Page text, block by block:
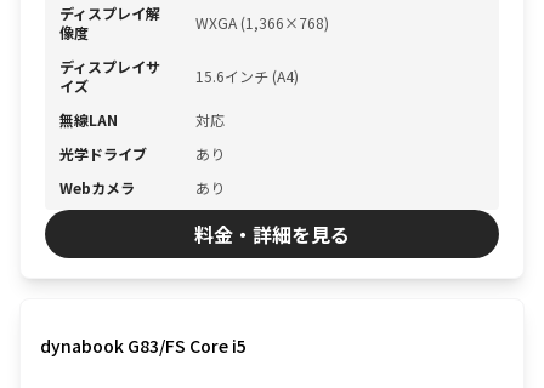
ディスプレイ解
像度
WXGA (1,366×768)
ディスプレイサ
イズ
15.6インチ (A4)
無線LAN
対応
光学ドライブ
あり
Webカメラ
あり
料金・詳細を見る
dynabook G83/FS Core i5